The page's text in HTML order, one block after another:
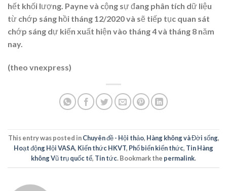
hết khối lượng. Payne và cộng sự đang phân tích dữ liệu
từ chớp sáng hồi tháng 12/2020 và sẽ tiếp tục quan sát
chớp sáng dự kiến xuất hiện vào tháng 4 và tháng 8 năm
nay.
(theo vnexpress)
This entry was posted inChuyên đề - Hội thảo, Hàng không và Đời sống,
Hoạt động Hội VASA, Kiến thức HKVT, Phổ biến kiến thức, Tin Hàng
không Vũ trụ quốc tế, Tin tức. Bookmark the permalink.